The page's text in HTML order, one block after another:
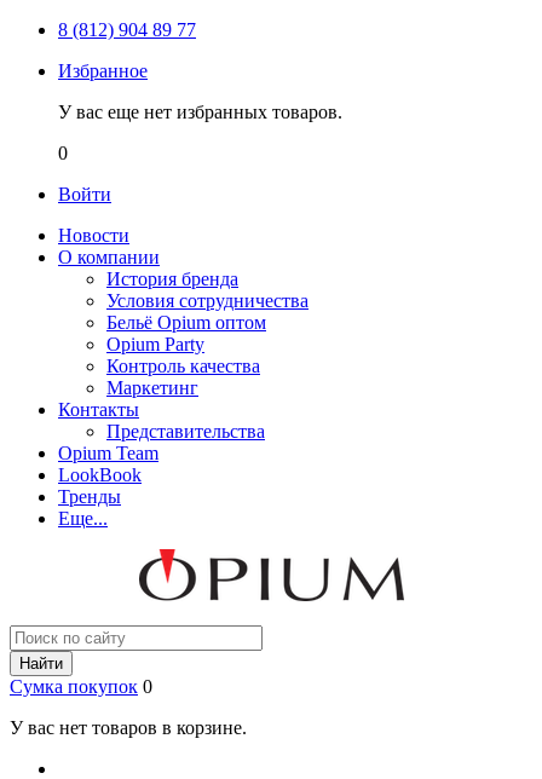
8 (812) 904 89 77
Избранное
У вас еще нет избранных товаров.
0
Войти
Новости
О компании
История бренда
Условия сотрудничества
Бельё Opium оптом
Opium Party
Контроль качества
Маркетинг
Контакты
Представительства
Opium Team
LookBook
Тренды
Еще...
Найти
Сумка покупок 0
У вас нет товаров в корзине.